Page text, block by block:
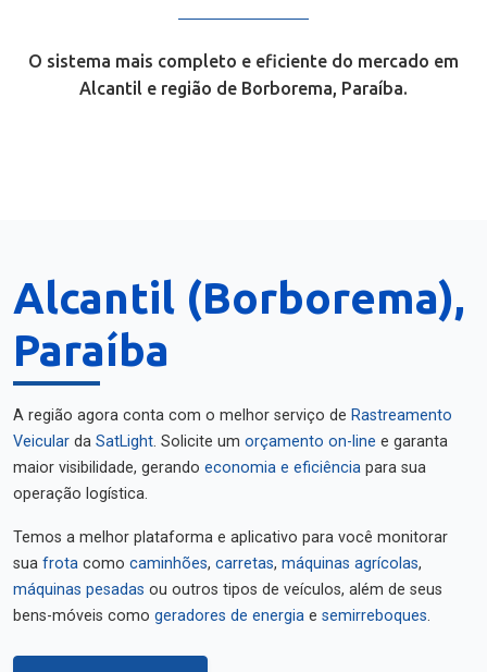
O sistema mais completo e eficiente do mercado em
Alcantil e região de Borborema, Paraíba.
Alcantil (Borborema),
Paraíba
A região agora conta com o melhor serviço de Rastreamento
Veicular da SatLight. Solicite um orçamento on-line e garanta
maior visibilidade, gerando economia e eficiência para sua
operação logística.
Temos a melhor plataforma e aplicativo para você monitorar
sua frota como caminhões, carretas, máquinas agrícolas,
máquinas pesadas ou outros tipos de veículos, além de seus
bens-móveis como geradores de energia e semirreboques.